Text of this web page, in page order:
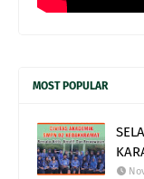
MOST POPULAR